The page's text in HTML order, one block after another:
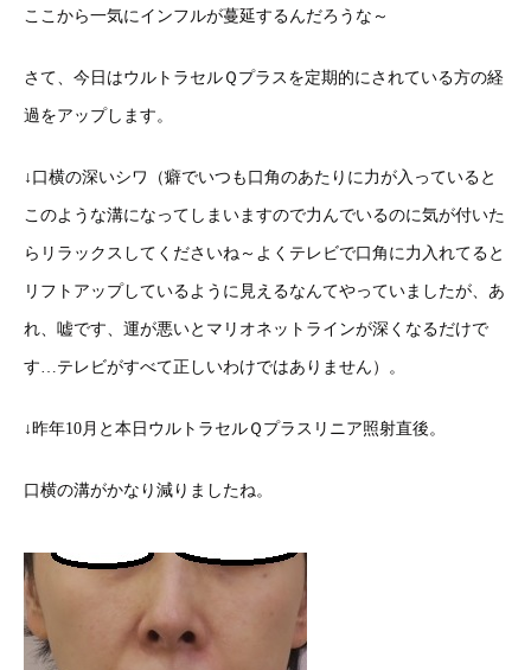
ここから一気にインフルが蔓延するんだろうな～
さて、今日はウルトラセルＱプラスを定期的にされている方の経
過をアップします。
↓口横の深いシワ（癖でいつも口角のあたりに力が入っていると
このような溝になってしまいますので力んでいるのに気が付いた
らリラックスしてくださいね～よくテレビで口角に力入れてると
リフトアップしているように見えるなんてやっていましたが、あ
れ、嘘です、運が悪いとマリオネットラインが深くなるだけで
す…テレビがすべて正しいわけではありません）。
↓昨年10月と本日ウルトラセルＱプラスリニア照射直後。
口横の溝がかなり減りましたね。